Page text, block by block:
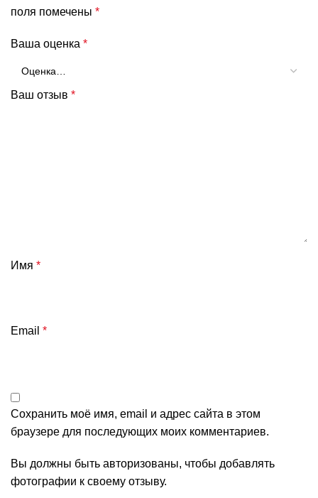
поля помечены *
Ваша оценка *
Ваш отзыв *
Имя *
Email *
Сохранить моё имя, email и адрес сайта в этом
браузере для последующих моих комментариев.
Вы должны быть авторизованы, чтобы добавлять
фотографии к своему отзыву.